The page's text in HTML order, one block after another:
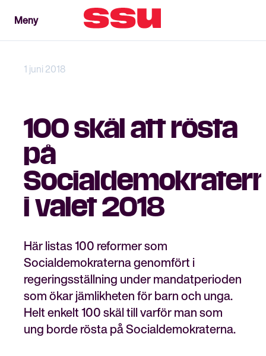
Stäng
Bli medlem
MenyMeny
1 juni 2018
100 skäl att rösta
på
i valet 2018
Här listas 100 reformer som
Socialdemokraterna genomfört i
regeringsställning under mandatperioden
som ökar jämlikheten för barn och unga.
Helt enkelt 100 skäl till varför man som
ung borde rösta på Socialdemokraterna.